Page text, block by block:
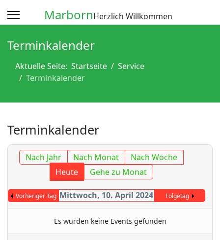
MarbornHerzlich Willkommen
Terminkalender
Aktuelle Seite: Startseite
Service
Terminkalender
Terminkalender
Nach Jahr Nach Monat
Nach Woche
Heute
Gehe zu Monat
Vorheriger Tag Mittwoch, 10. April 2024 Folgetag
Es wurden keine Events gefunden